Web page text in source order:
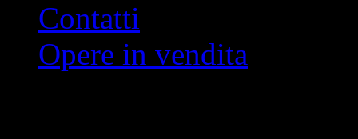
Contatti
Opere in vendita